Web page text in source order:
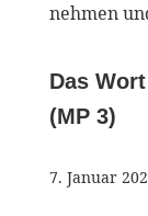
nehmen
Das
(MP 3)
7. Januar